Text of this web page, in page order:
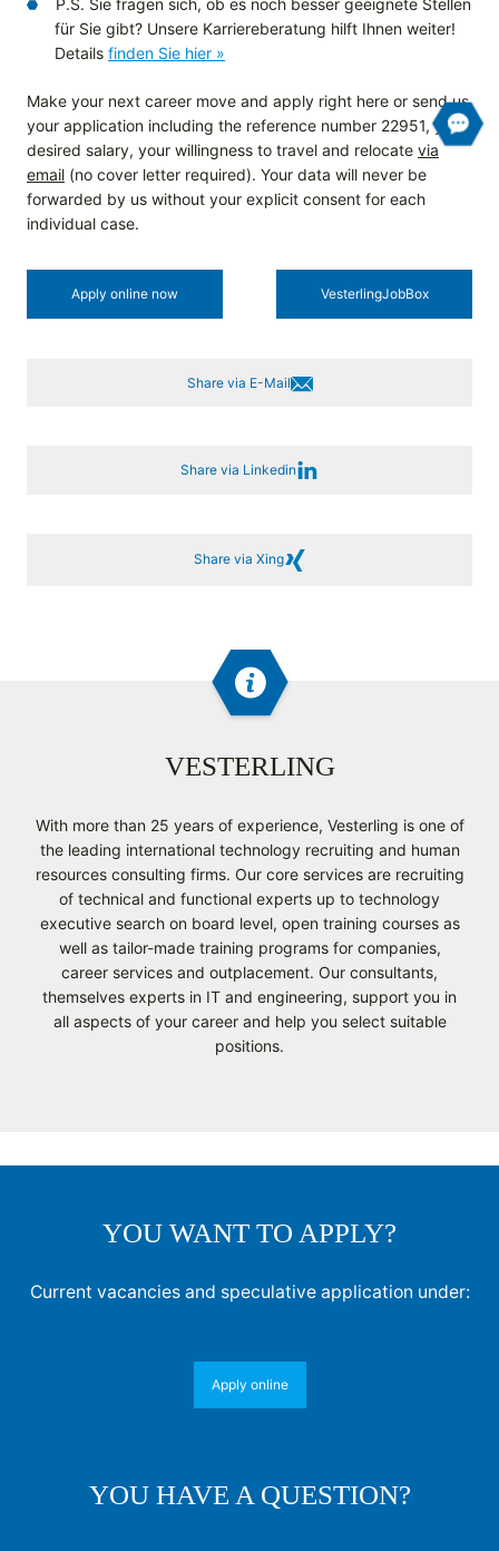
P.S. Sie fragen sich, ob es noch besser geeignete Stellen
für Sie gibt? Unsere Karriereberatung hilft Ihnen weiter!
Details finden Sie hier »
Make your next career move and apply right here or send us
your application including the reference number 22951, your
desired salary, your willingness to travel and relocate via
email (no cover letter required). Your data will never be
forwarded by us without your explicit consent for each
individual case.
Apply online now Vesterling­JobBox
Share via E-Mail
Share via Linkedin
Share via Xing
VESTERLING
With more than 25 years of experience, Vesterling is one of
the leading international technology recruiting and human
resources consulting firms. Our core services are recruiting
of technical and functional experts up to technology
executive search on board level, open training courses as
well as tailor-made training programs for companies,
career services and outplacement. Our consultants,
themselves experts in IT and engineering, support you in
all aspects of your career and help you select suitable
positions.
YOU WANT TO APPLY?
Current vacancies and speculative application under:
Apply online
YOU HAVE A QUESTION?